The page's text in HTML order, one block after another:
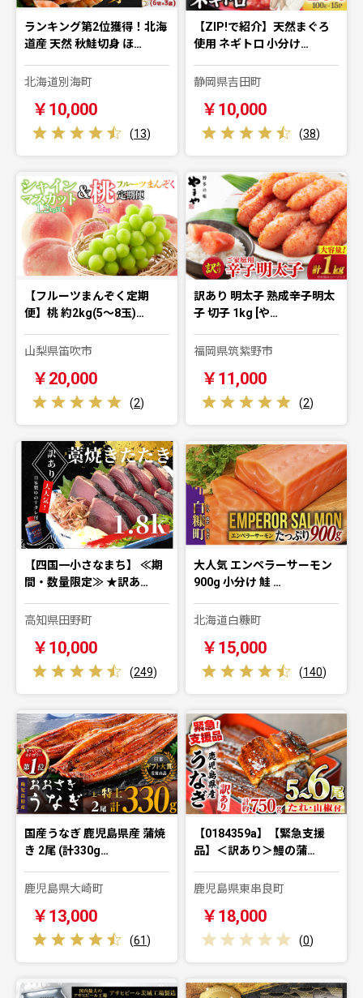
ランキング第2位獲得！北海
道産 天然 秋鮭切身 ほ…
北海道別海町
￥10,000
(13)
【ZIP!で紹介】天然まぐろ
使用 ネギトロ 小分け…
静岡県吉田町
￥10,000
(38)
【フルーツまんぞく定期
便】桃 約2kg(5～8玉)…
山梨県笛吹市
￥20,000
(2)
訳あり 明太子 熟成辛子明太
子 切子 1kg [や…
福岡県筑紫野市
￥11,000
(2)
【四国一小さなまち】 ≪期
間・数量限定≫ ★訳あ…
高知県田野町
￥10,000
(249)
大人気 エンペラーサーモン
900g 小分け 鮭 …
北海道白糠町
￥15,000
(140)
国産うなぎ 鹿児島県産 蒲焼
き 2尾 (計330g…
鹿児島県大崎町
￥13,000
(61)
【0184359a】【緊急支援
品】＜訳あり＞鰻の蒲…
鹿児島県東串良町
￥18,000
(0)